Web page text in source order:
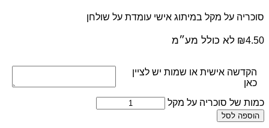
סוכריה על מקל במיתוג אישי עומדת על שולחן
₪4.50 לא כולל מע״מ
הקדשה אישית או שמות יש לציין
כאן
כמות של סוכריה על מקל
הוספה לסל